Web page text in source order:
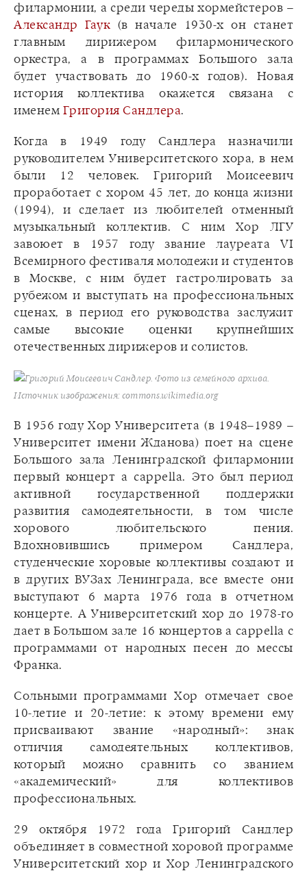
филармонии, а среди череды хормейстеров –
Александр Гаук(в начале 1930-х он станет
главным дирижером филармонического
оркестра, а в программах Большого зала
будет участвовать до 1960-х годов). Новая
история коллектива окажется связана с
именем Григория Сандлера.
Когда в 1949 году Сандлера назначили
руководителем Университетского хора, в нем
были 12 человек. Григорий Моисеевич
проработает с хором 45 лет, до конца жизни
(1994), и сделает из любителей отменный
музыкальный коллектив. С ним Хор ЛГУ
завоюет в 1957 году звание лауреата VI
Всемирного фестиваля молодежи и студентов
в Москве, с ним будет гастролировать за
рубежом и выступать на профессиональных
сценах, в период его руководства заслужит
самые высокие оценки крупнейших
отечественных дирижеров и солистов.
Григорий Моисеевич Сандлер. Фото из семейного архива.
Источник изображения: commons.wikimedia.org
В 1956 году Хор Университета (в 1948–1989 –
Университет имени Жданова) поет на сцене
Большого зала Ленинградской филармонии
первый концерт a cappella. Это был период
активной государственной поддержки
развития самодеятельности, в том числе
хорового любительского пения.
Вдохновившись примером Сандлера,
студенческие хоровые коллективы создают и
в других ВУЗах Ленинграда, все вместе они
выступают 6 марта 1976 года в отчетном
концерте. А Университетский хор до 1978-го
дает в Большом зале 16 концертов a cappella с
программами от народных песен до мессы
Франка.
Сольными программами Хор отмечает свое
10-летие и 20-летие: к этому времени ему
присваивают звание «народный»: знак
отличия самодеятельных коллективов,
который можно сравнить со званием
«академический» для коллективов
профессиональных.
29 октября 1972 года Григорий Сандлер
объединяет в совместной хоровой программе
Университетский хор и Хор Ленинградского